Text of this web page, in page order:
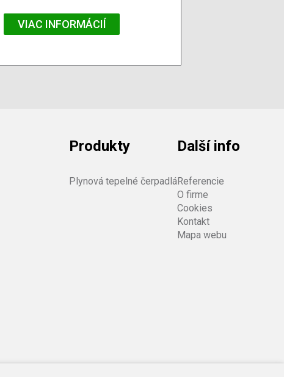
VIAC INFORMÁCIÍ
Produkty
Plynová tepelné čerpadlá
Další info
Referencie
O firme
Cookies
Kontakt
Mapa webu